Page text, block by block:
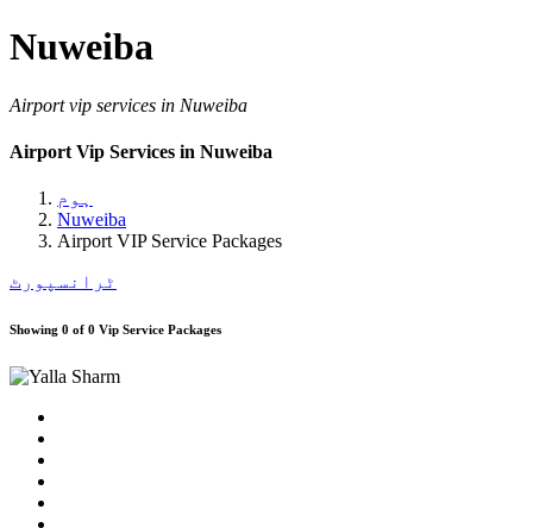
Nuweiba
Airport vip services in Nuweiba
Airport Vip Services in Nuweiba
ہوم
Nuweiba
Airport VIP Service Packages
ٹرانسپورٹ
Showing 0 of 0 Vip Service Packages